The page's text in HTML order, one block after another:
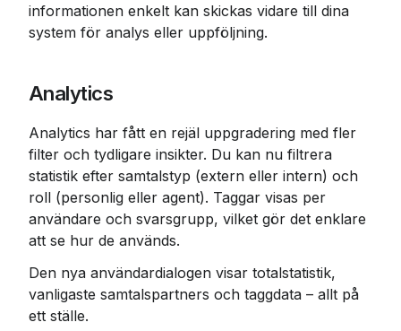
informationen enkelt kan skickas vidare till dina
system för analys eller uppföljning.
Analytics
Analytics har fått en rejäl uppgradering med fler
filter och tydligare insikter. Du kan nu filtrera
statistik efter samtalstyp (extern eller intern) och
roll (personlig eller agent). Taggar visas per
användare och svarsgrupp, vilket gör det enklare
att se hur de används.
Den nya användardialogen visar totalstatistik,
vanligaste samtalspartners och taggdata – allt på
ett ställe.